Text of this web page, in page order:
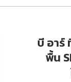
บี อาร์
พื้น